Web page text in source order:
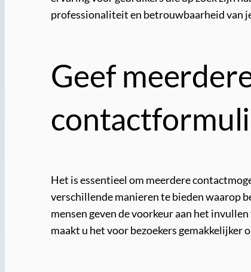
professionaliteit en betrouwbaarheid van
Geef
Het is essentieel om meerdere
verschillende manieren te bieden waarop
mensen geven de voorkeur aan het
maakt u het voor bezoekers gemakkelijker